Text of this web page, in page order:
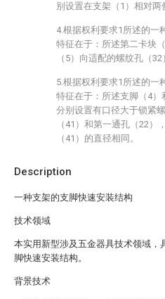
Description
一种支架的支脚快速安装结构
技术领域
本实用新型涉及五金器具技术领域，
脚快速安装结构。
背景技术
别设置在支架（1）相对两
4.根据权利要求1所述的一
特征在于：所述第二卡块
（5）向适配的螺纹孔（32
5.根据权利要求1所述的一
特征在于：所述支脚（4
分别设置有口径大于锁紧
（41）和第一通孔（22
（41）的直径相同。